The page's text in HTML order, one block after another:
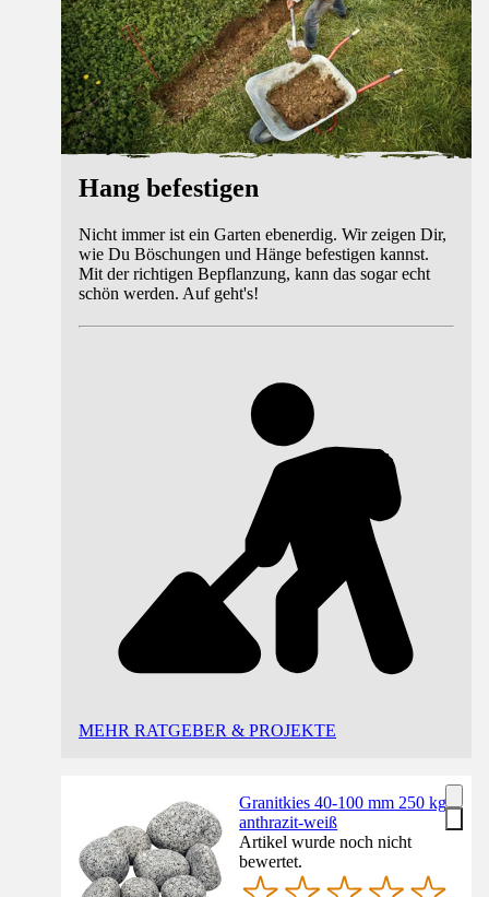
Hang befestigen
Nicht immer ist ein Garten ebenerdig. Wir zeigen Dir,
wie Du Böschungen und Hänge befestigen kannst.
Mit der richtigen Bepflanzung, kann das sogar echt
schön werden. Auf geht's!
MEHR RATGEBER & PROJEKTE
Granitkies 40-100 mm 250 kg
anthrazit-weiß
Artikel wurde noch nicht
bewertet.